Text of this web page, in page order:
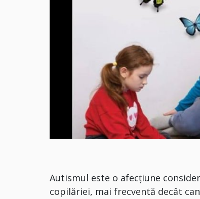
Autismul este o afecțiune
copilăriei, mai frecventă decât